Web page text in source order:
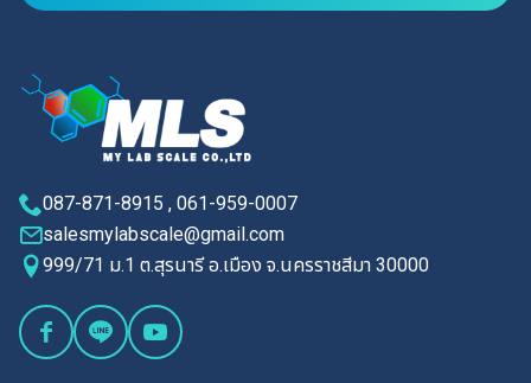
087-871-8915 , 061-959-0007
salesmylabscale@gmail.com
999/71 ม.1 ต.สุรนารี อ.เมือง จ.นครราชสีมา 30000